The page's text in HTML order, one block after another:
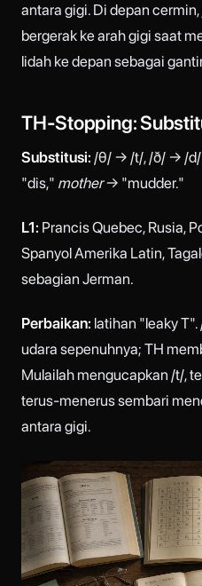
antara gigi. Di depan
bergerak ke arah gigi saat
lidah ke depan sebagai
TH-Stopping:
Substitusi: /θ/ → /t/, /ð/ → /
"dis," mother→ "mudder."
L1: Prancis Quebec, Rusia,
Spanyol Amerika Latin,
sebagian Jerman.
Perbaikan: latihan "leaky
udara sepenuhnya; TH
Mulailah mengucapkan /t/,
terus-menerus sembari
antara gigi.